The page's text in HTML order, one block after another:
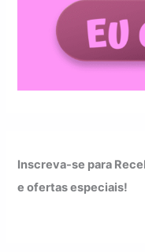
Inscreva-se para
e ofertas especiais!